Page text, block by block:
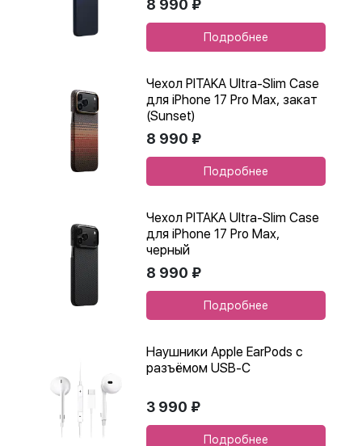
8 990 ₽
Подробнее
Чехол PITAKA Ultra-Slim Case
для iPhone 17 Pro Max, закат
(Sunset)
8 990 ₽
Подробнее
Чехол PITAKA Ultra-Slim Case
для iPhone 17 Pro Max,
черный
8 990 ₽
Подробнее
Наушники Apple EarPods с
разъёмом USB-C
3 990 ₽
Подробнее